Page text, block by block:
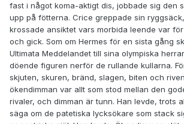
fast i något koma-aktigt dis, jobbade sig den
upp på fötterna. Crice greppade sin
krossade ansiktet vars morbida leende var
och gick. Som om Hermes för en sista gång
Ultimata Meddelandet till sina olympiska
döende figuren nerför de rullande kullarna.
skjuten, skuren, bränd, slagen, biten och
ökendimman var allt som stod mellan den
rivaler, och dimman är tunn. Han levde, trots
säga om de patetiska lycksökare som stack